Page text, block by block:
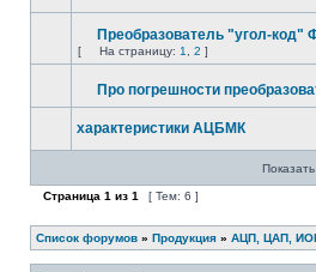
Преобразователь "угол-код"
[ На страницу: 1 2 ]
Про погрешности
характеристики АЦБМК
Страница 1 из 1 [ Тем: 6 ]
Список форумов » Продукция » АЦП, ЦАП,